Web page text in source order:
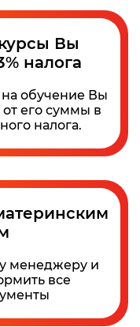
Вы
налога
обучение Вы
от его суммы в
налога.
менеджеру и
все